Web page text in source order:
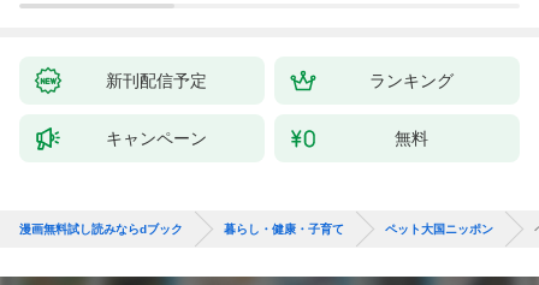
新刊配信予定 ランキング
キャンペーン 無料
漫画無料試し読みならdブック 暮らし・健康・子育て ペット大国ニッポン